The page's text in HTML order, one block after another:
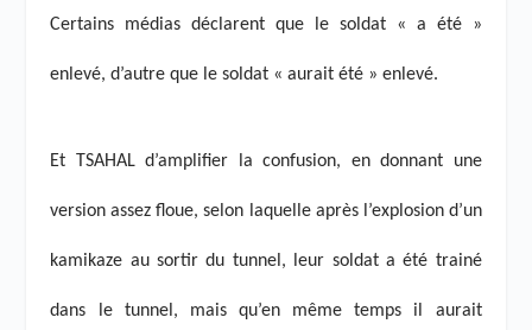
Certains médias déclarent que le soldat « a été »
enlevé, d’autre que le soldat « aurait été » enlevé.
Et TSAHAL d’amplifier la confusion, en donnant une
version assez floue, selon laquelle après l’explosion d’un
kamikaze au sortir du tunnel, leur soldat a été trainé
dans le tunnel, mais qu’en même temps il aurait